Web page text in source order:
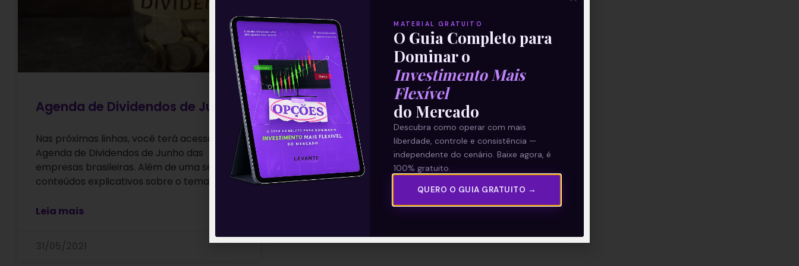
Agenda de Dividendos de Junho
Nas próximas linhas, você terá acesso à
Agenda de Dividendos de Junho das
empresas brasileiras. Além de uma série de
conteúdos explicativos sobre o tema.
Leia mais
MATERIAL GRATUITO
O Guia Completo para
Dominar o
Investimento Mais
Flexível
do Mercado
Descubra como operar com mais
liberdade, controle e consistência —
independente do cenário. Baixe agora, é
100% gratuito.
QUERO O GUIA GRATUITO →